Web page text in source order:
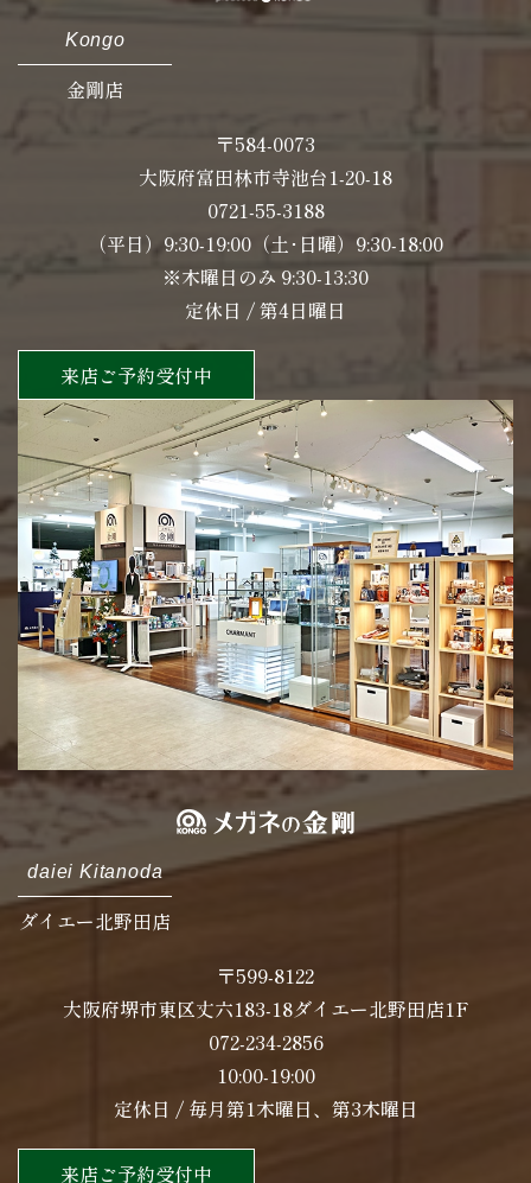
Kongo
金剛店
〒584-0073
大阪府富田林市寺池台1-20-18
0721-55-3188
（平日）9:30-19:00（土･日曜）9:30-18:00
※木曜日のみ 9:30-13:30
定休日 / 第4日曜日
来店ご予約受付中
daiei Kitanoda
ダイエー北野田店
〒599-8122
大阪府堺市東区丈六183-18ダイエー北野田店1F
072-234-2856
10:00-19:00
定休日 / 毎月第1木曜日、第3木曜日
来店ご予約受付中